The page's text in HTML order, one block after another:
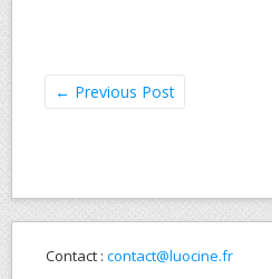
← Previous Post
Contact : contact@luocine.fr